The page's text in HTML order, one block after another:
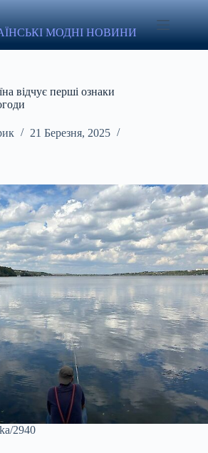
МОДНІ НОВИНИ
відчує перші ознаки
21 Березня, 2025
2940